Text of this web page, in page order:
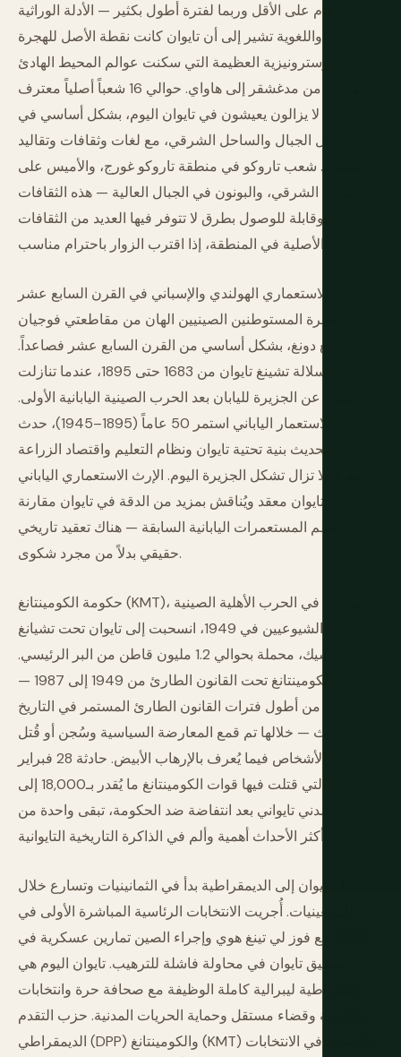
عام على الأقل وربما لفترة أطول بكثير — الأدلة الوراثية
واللغوية تشير إلى أن تايوان كانت نقطة الأصل للهجرة
الأوسترونيزية العظيمة التي سكنت عوالم المحيط الهادئ
والهندي، من مدغشقر إلى هاواي. حوالي 16 شعباً أصلياً معترف
به رسمياً لا يزالون يعيشون في تايوان اليوم، بشكل أساسي في
داخل الجبال والساحل الشرقي، مع لغات وثقافات وتقاليد
متميزة. شعب تاروكو في منطقة تاروكو غورج، والأميس على
الساحل الشرقي، والبونون في الجبال العالية — هذه الثقافات
حية وقابلة للوصول بطرق لا تتوفر فيها العديد من الثقافات
الوجود الاستعماري الهولندي والإسباني في القرن السابع عشر
تلاه هجرة المستوطنين الصينيين الهان من مقاطعتي فوجيان
وقوانغ دونغ، بشكل أساسي من القرن السابع عشر فصاعداً.
أدارت سلالة تشينغ تايوان من 1683 حتى 1895، عندما تنازلت
الصين عن الجزيرة لليابان بعد الحرب الصينية اليابانية الأولى.
حكم الاستعمار الياباني استمر 50 عاماً (1895–1945)، حدث
فيه تحديث بنية تحتية تايوان ونظام التعليم واقتصاد الزراعة
بطرق لا تزال تشكل الجزيرة اليوم. الإرث الاستعماري الياباني
في تايوان معقد ويُناقش بمزيد من الدقة في تايوان مقارنة
بمعظم المستعمرات اليابانية السابقة — هناك تعقيد تاريخي
حقيقي بدلاً من مجرد شكوى.
حكومة الكومينتانغ (KMT)، المهزومة في الحرب الأهلية الصينية
على يد الشيوعيين في 1949، انسحبت إلى تايوان تحت تشيانغ
كاي شيك، محملة بحوالي 1.2 مليون قاطن من البر الرئيسي.
حكمت الكومينتانغ تحت القانون الطارئ من 1949 إلى 1987 —
واحدة من أطول فترات القانون الطارئ المستمر في التاريخ
الحديث — خلالها تم قمع المعارضة السياسية وسُجن أو قُتل
آلاف الأشخاص فيما يُعرف بالإرهاب الأبيض. حادثة 28 فبراير
1947، التي قتلت فيها قوات الكومينتانغ ما يُقدر بـ18,000 إلى
28,000 مدني تايواني بعد انتفاضة ضد الحكومة، تبقى واحدة من
انتقال تايوان إلى الديمقراطية بدأ في الثمانينيات وتسارع خلال
التسعينيات. أُجريت الانتخابات الرئاسية المباشرة الأولى في
1996، مع فوز لي تينغ هوي وإجراء الصين تمارين عسكرية في
مضيق تايوان في محاولة فاشلة للترهيب. تايوان اليوم هي
ديمقراطية ليبرالية كاملة الوظيفة مع صحافة حرة وانتخابات
تنافسية وقضاء مستقل وحماية الحريات المدنية. حزب التقدم
الديمقراطي (DPP) والكومينتانغ (KMT) يتنافسان في الانتخابات